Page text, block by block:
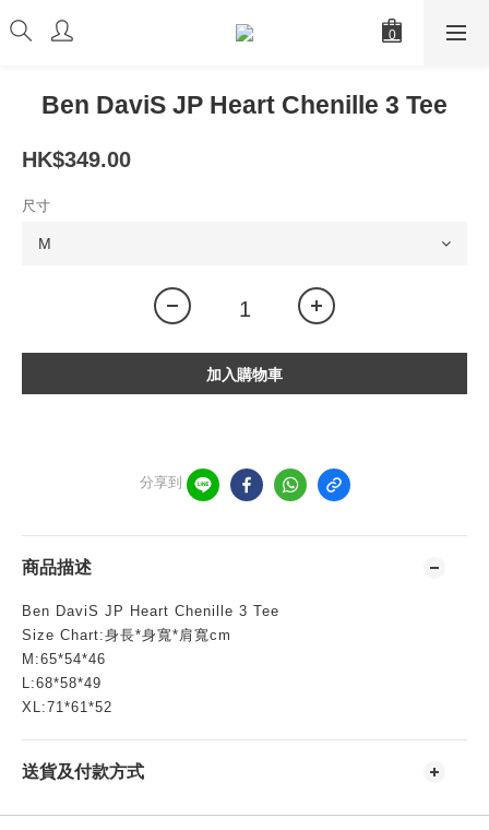
Ben DaviS JP Heart Chenille 3 Tee
HK$349.00
尺寸
加入購物車
分享到
商品描述
Ben DaviS JP Heart Chenille 3 Tee
Size Chart:身長*身寬*肩寬cm
M:65*54*46
L:68*58*49
XL:71*61*52
送貨及付款方式